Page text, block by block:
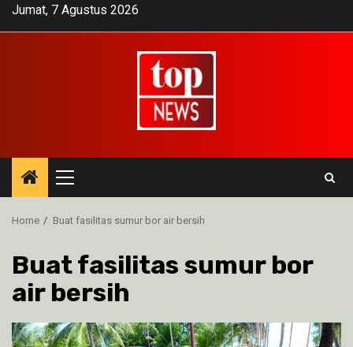
SkipJumat, 7 Agustus 2026
Primary
Menu
Home Buat fasilitas sumur bor air bersih
Buat fasilitas sumur bor
air bersih